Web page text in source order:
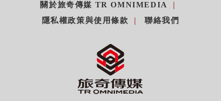
關於旅奇傳媒 TR OMNIMEDIA
隱私權政策與使用條款
聯絡我們